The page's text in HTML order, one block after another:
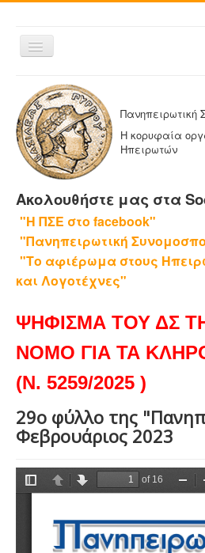
Εναλλαγή
πλοήγησης
ΑΡΧΙΚΗ
Η ΠΑΝΗΠΕΙΡΩΤΙΚΗ
ΔΕΛΤΙΑ ΤΥΠΟΥ
ΑΔΕΛΦΟΤΗΤΕΣ-ΟΜΟΣΠΟΝΔΙΕΣ
Η ΕΦΗΜΕΡΙΔΑ ΜΑΣ
ΕΦΗΜΕΡΙΔΕΣ ΑΔΕΛΦΟΤΗΤΩΝ
ΕΠΙΚΟΙΝΩΝΙΑ
Πανηπειρωτική
Η κορυφαία
Ηπειρωτών
Ακολουθήστε μας στα
"Η ΠΣΕ στο facebook"
"Πανηπειρωτική
"Το αφιέρωμα στους
και Λογοτέχνες"
ΨΗΦΙΣΜΑ ΤΟΥ ΔΣ
ΝΟΜΟ ΓΙΑ ΤΑ
(Ν. 5259/2025 )
29ο φύλλο της
Φεβρουάριος 2023